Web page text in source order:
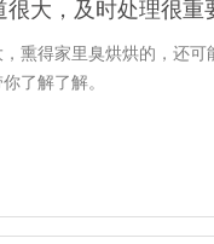
大，及时处理很重
熏得家里臭烘烘的，还
了解了解。